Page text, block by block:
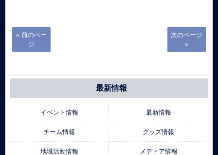
« 前のペー
ジ
次のページ
»
最新情報
イベント情報 最新情報
チーム情報 グッズ情報
地域活動情報 メディア情報